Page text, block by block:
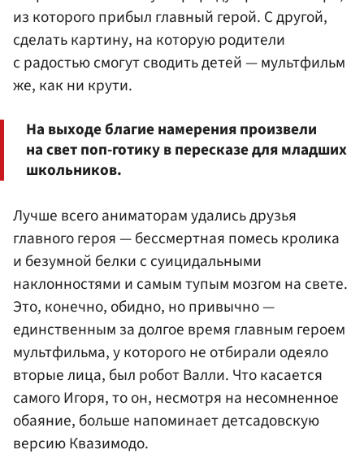
из которого прибыл главный герой. С другой,
сделать картину, на которую родители
с радостью смогут сводить детей — мультфильм
же, как ни крути.
На выходе благие намерения произвели
на свет поп-готику в пересказе для младших
школьников.
Лучше всего аниматорам удались друзья
главного героя — бессмертная помесь кролика
и безумной белки с суицидальными
наклонностями и самым тупым мозгом на свете.
Это, конечно, обидно, но привычно —
единственным за долгое время главным героем
мультфильма, у которого не отбирали одеяло
вторые лица, был робот Валли. Что касается
самого Игоря, то он, несмотря на несомненное
обаяние, больше напоминает детсадовскую
версию Квазимодо.